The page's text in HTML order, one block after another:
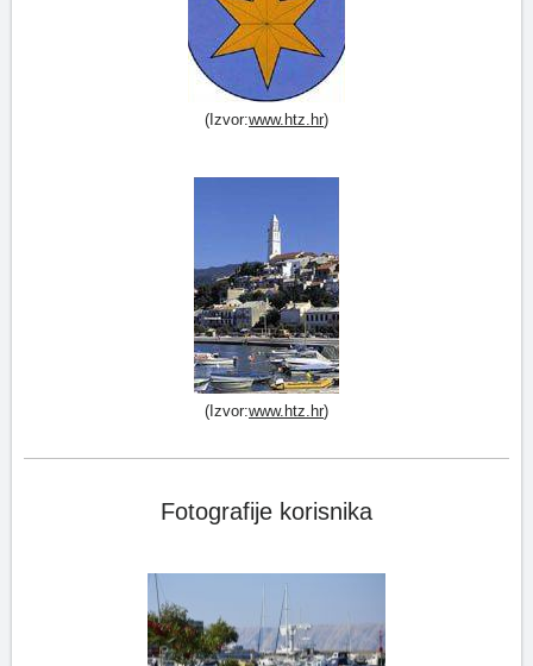
(Izvor:www.htz.hr)
(Izvor:www.htz.hr)
Fotografije korisnika